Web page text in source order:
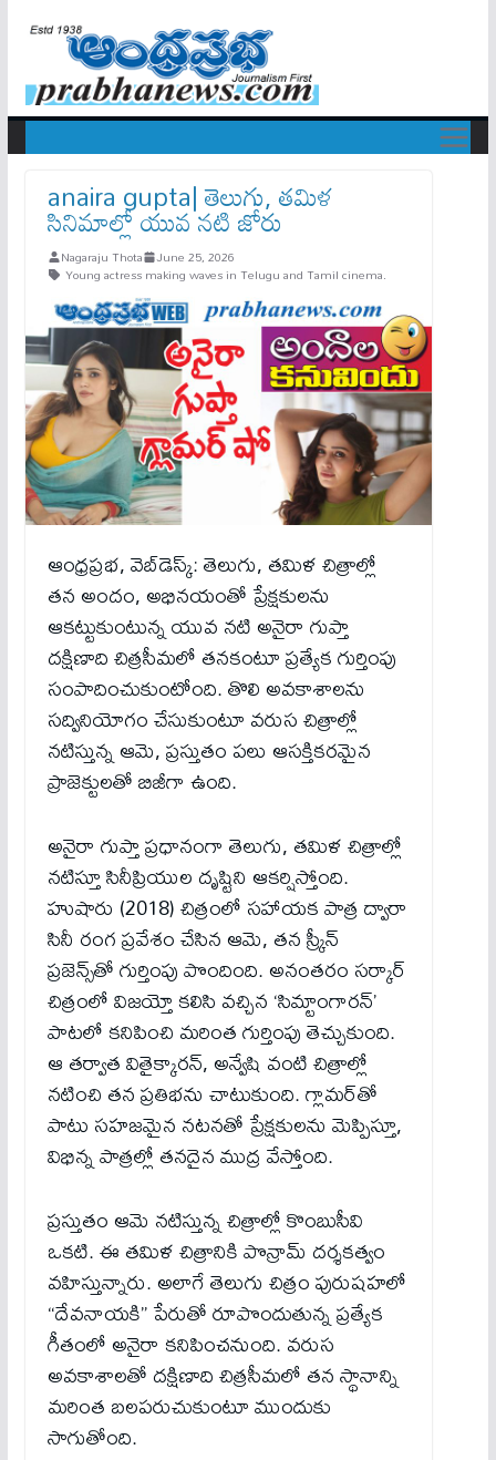
anaira gupta| తెలుగు, తమిళ
సినిమాల్లో యువ నటి జోరు
Nagaraju Thota June 25, 2026
Young actress making waves in Telugu and Tamil cinema.
ఆంధ్రప్రభ, వెబ్‌డెస్క్: తెలుగు, తమిళ చిత్రాల్లో
తన అందం, అభినయంతో ప్రేక్షకులను
ఆకట్టుకుంటున్న యువ నటి అనైరా గుప్తా
దక్షిణాది చిత్రసీమలో తనకంటూ ప్రత్యేక గుర్తింపు
సంపాదించుకుంటోంది. తొలి అవకాశాలను
సద్వినియోగం చేసుకుంటూ వరుస చిత్రాల్లో
నటిస్తున్న ఆమె, ప్రస్తుతం పలు ఆసక్తికరమైన
ప్రాజెక్టులతో బిజీగా ఉంది.
అనైరా గుప్తా ప్రధానంగా తెలుగు, తమిళ చిత్రాల్లో
నటిస్తూ సినీప్రియుల దృష్టిని ఆకర్షిస్తోంది.
హుషారు (2018) చిత్రంలో సహాయక పాత్ర ద్వారా
సినీ రంగ ప్రవేశం చేసిన ఆమె, తన స్క్రీన్
ప్రజెన్స్‌తో గుర్తింపు పొందింది. అనంతరం సర్కార్
చిత్రంలో విజయ్తో కలిసి వచ్చిన ‘సిమ్టాంగారన్’
పాటలో కనిపించి మరింత గుర్తింపు తెచ్చుకుంది.
ఆ తర్వాత వితైక్కారన్, అన్వేషి వంటి చిత్రాల్లో
నటించి తన ప్రతిభను చాటుకుంది. గ్లామర్‌తో
పాటు సహజమైన నటనతో ప్రేక్షకులను మెప్పిస్తూ,
విభిన్న పాత్రల్లో తనదైన ముద్ర వేస్తోంది.
ప్రస్తుతం ఆమె నటిస్తున్న చిత్రాల్లో కొంబుసీవి
ఒకటి. ఈ తమిళ చిత్రానికి పొన్రామ్ దర్శకత్వం
వహిస్తున్నారు. అలాగే తెలుగు చిత్రం పురుషహ‌లో
“దేవనాయకి” పేరుతో రూపొందుతున్న ప్రత్యేక
గీతంలో అనైరా కనిపించనుంది. వరుస
అవకాశాలతో దక్షిణాది చిత్రసీమలో తన స్థానాన్ని
మరింత బలపరుచుకుంటూ ముందుకు
సాగుతోంది.